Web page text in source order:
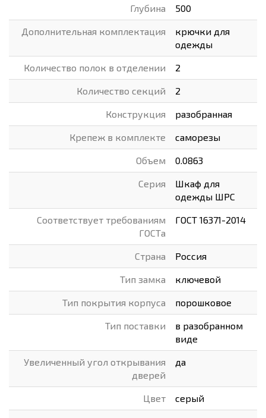
Глубина 500
Дополнительная комплектация
крючки для
одежды
Количество полок в отделении 2
Количество секций 2
Конструкция разобранная
Крепеж в комплекте саморезы
Объем 0.0863
Серия
Шкаф для
одежды ШРС
Соответствует требованиям
ГОСТа
ГОСТ 16371-2014
Страна Россия
Тип замка ключевой
Тип покрытия корпуса порошковое
Тип поставки
в разобранном
виде
Увеличенный угол открывания
дверей
да
Цвет серый